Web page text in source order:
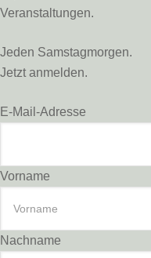
Veranstaltungen.
Jeden Samstagmorgen.
Jetzt anmelden.
E-Mail-Adresse
Vorname
Nachname